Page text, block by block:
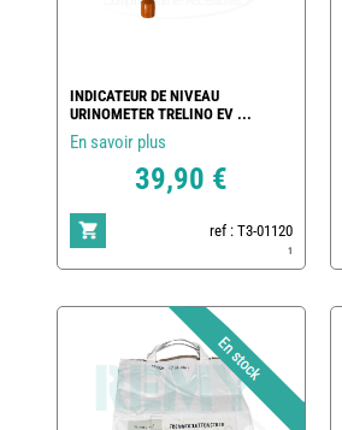
INDICATEUR DE NIVEAU
URINOMETER TRELINO EV ...
En savoir plus
39,90 €
ref : T3-01120
1